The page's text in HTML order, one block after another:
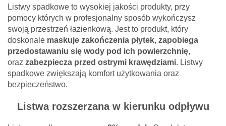
Listwy spadkowe to wysokiej jakości produkty, przy
pomocy których w profesjonalny sposób wykończysz
swoją przestrzeń łazienkową. Jest to produkt, który
doskonale maskuje zakończenia płytek, zapobiega
przedostawaniu się wody pod ich powierzchnię,
oraz zabezpiecza przed ostrymi krawędziami. Listwy
spadkowe zwiększają komfort użytkowania oraz
bezpieczeństwo.
Listwa rozszerzana w kierunku odpływu